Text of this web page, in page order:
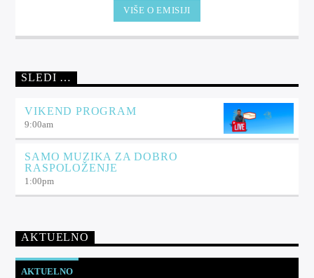
VIŠE O EMISIJI
SLEDI …
VIKEND PROGRAM
9:00am
SAMO MUZIKA ZA DOBRO
RASPOLOŽENJE
1:00pm
AKTUELNO
AKTUELNO